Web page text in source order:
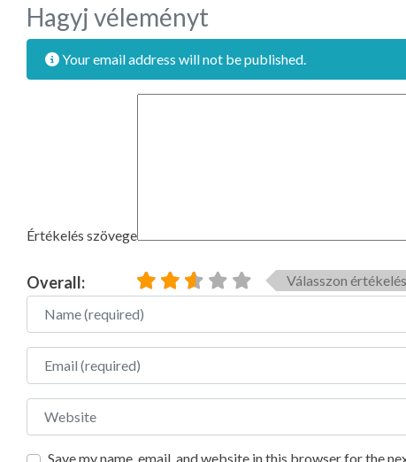
Hagyj véleményt
Your email address will not be published.
Értékelés szövege
Overall:
Válasszon
Name
Email
Website
Save my name, email, and website in this browser for the